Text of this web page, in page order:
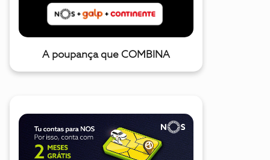
A poupança que COMBINA